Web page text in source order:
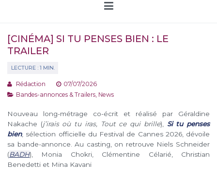
[CINÉMA] SI TU PENSES BIEN : LE
TRAILER
Rédaction
07/07/2026
Bandes-annonces & Trailers News
Nouveau long-métrage co-écrit et réalisé par Géraldine
Nakache (j’irais où tu iras, Tout ce qui brille), Si tu penses
bien, sélection officielle du Festival de Cannes 2026, dévoile
sa bande-annonce. Au casting, on retrouve Niels Schneider
(BADH), Monia Chokri, Clémentine Célarié, Christian
Benedetti et Mina Kavani